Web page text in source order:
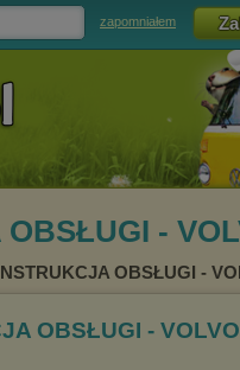
zapomniałem
-
OBSŁUGI -
OBSŁUGI -